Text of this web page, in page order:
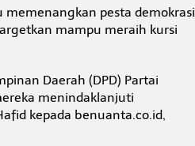
pesta demokrasi
mampu meraih kursi
Daerah (DPD) Partai
menindaklanjuti
kepada benuanta.co.id,